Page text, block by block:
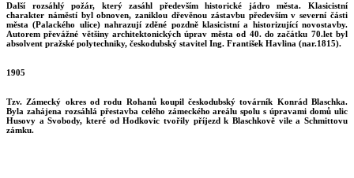
Další rozsáhlý požár, který zasáhl především historické jádro města. Klasicistní
charakter náměstí byl obnoven, zaniklou dřevěnou zástavbu především v severní části
města (Palackého ulice) nahrazují zděné pozdně klasicistní a historizující novostavby.
Autorem převážné většiny architektonických úprav města od 40. do začátku 70.let byl
absolvent pražské polytechniky, českodubský stavitel Ing. František Havlina (nar.1815).
1905
Tzv. Zámecký okres od rodu Rohanů koupil českodubský továrník Konrád Blaschka.
Byla zahájena rozsáhlá přestavba celého zámeckého areálu spolu s úpravami domů ulic
Husovy a Svobody, které od Hodkovic tvořily příjezd k Blaschkově vile a Schmittovu
zámku.